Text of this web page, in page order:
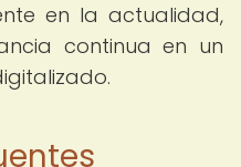
en la actualidad,
continua en un